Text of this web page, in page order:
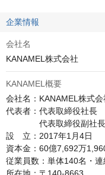
企業情報
会社名
KANAMEL株式会社
KANAMEL概要
会社名：KANAMEL株式会
代表者：代表取締役社長
代表取締役副社長
設　立：2017年1月4日
資本金：60億7,692万
従業員数：単体140名・